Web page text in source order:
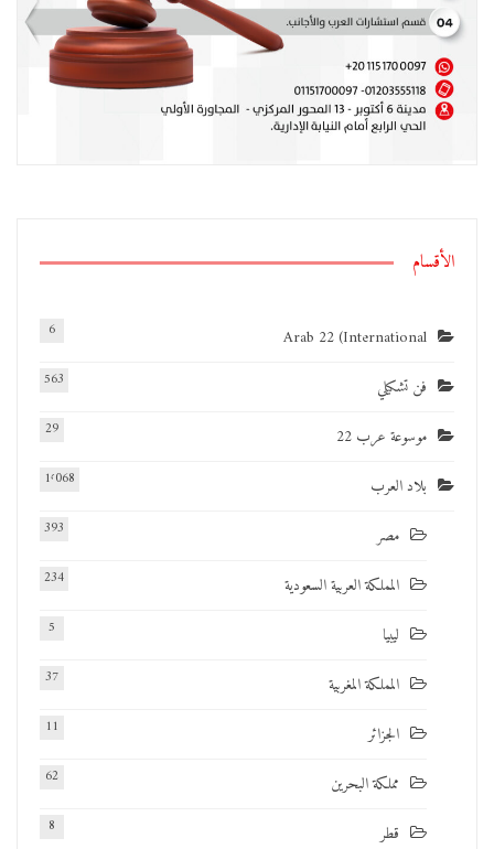
الأقسام
Arab 22 (International
6
فن تشكيلي 563
موسوعة عرب 22 29
بلاد العرب 1٬068
مصر 393
المملكة العربية السعودية 234
ليبيا 5
المملكة المغربية 37
الجزائر 11
مملكة البحرين 62
قطر 8